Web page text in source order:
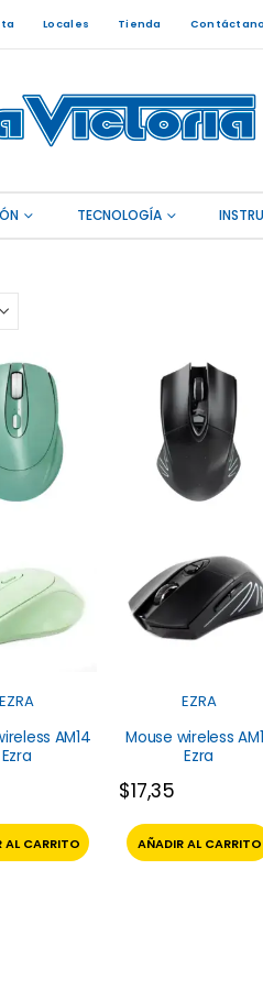
Locales Tienda
TECNOLOGÍA
EZRA
AM14
Ezra
AL CARRITO
EZRA
Mouse wireless
Ezra
$17,35
AÑADIR AL CARRITO